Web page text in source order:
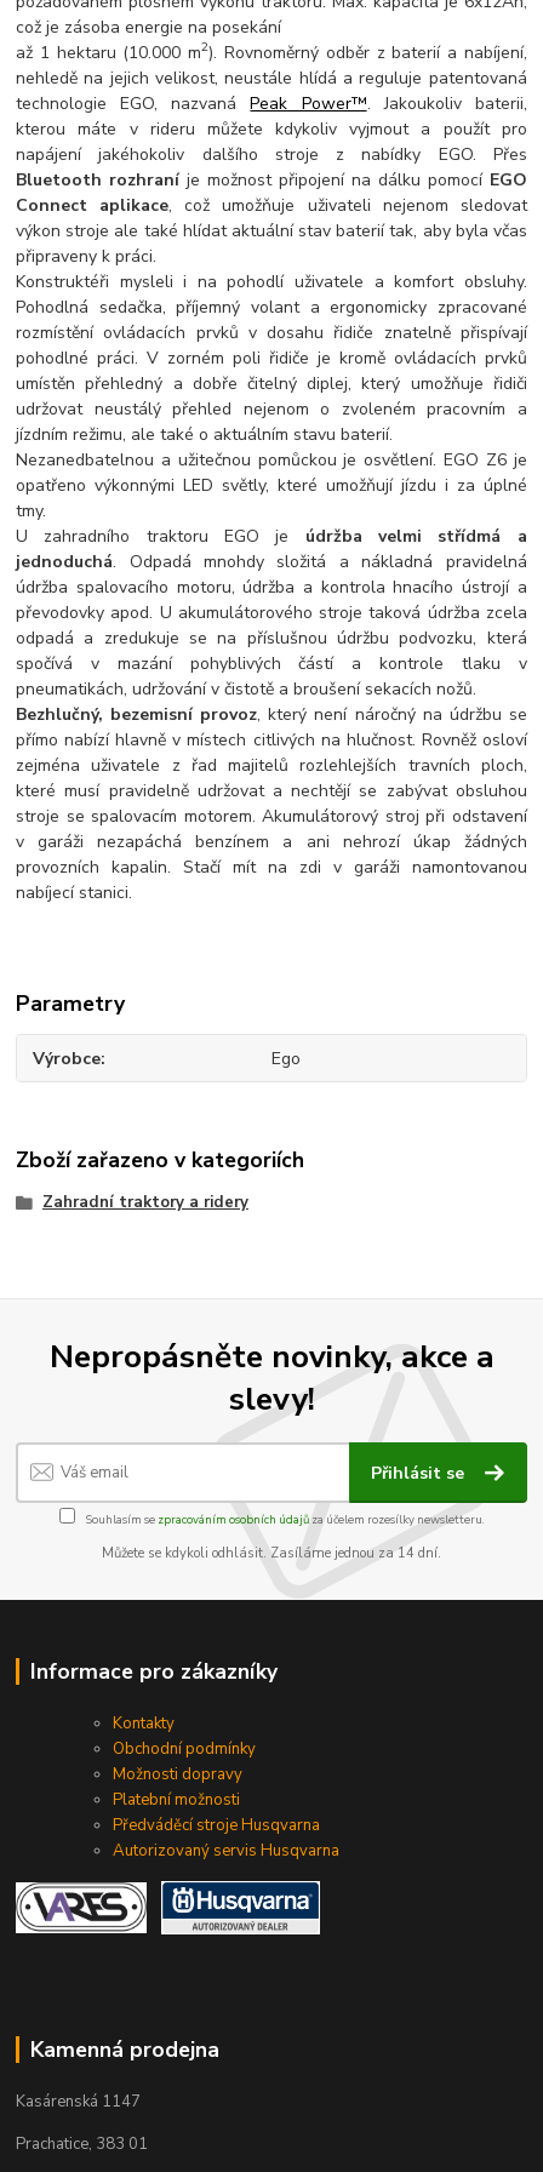
což je zásoba energie na posekání
až 1 hektaru (10.000 m2). Rovnoměrný odběr z baterií a nabíjení,
nehledě na jejich velikost, neustále hlídá a reguluje patentovaná
technologie EGO, nazvanáPeak Power™. Jakoukoliv baterii,
kterou máte v rideru můžete kdykoliv vyjmout a použít pro
napájení jakéhokoliv dalšího stroje z nabídky EGO. Přes
Bluetooth rozhraníje možnost připojení na dálku pomocí EGO
Connect aplikace, což umožňuje uživateli nejenom sledovat
výkon stroje ale také hlídat aktuální stav baterií tak, aby byla včas
připraveny k práci.
Konstruktéři mysleli i na pohodlí uživatele a komfort obsluhy.
Pohodlná sedačka, příjemný volant a ergonomicky zpracované
rozmístění ovládacích prvků v dosahu řidiče znatelně přispívají
pohodlné práci. V zorném poli řidiče je kromě ovládacích prvků
umístěn přehledný a dobře čitelný diplej, který umožňuje řidiči
udržovat neustálý přehled nejenom o zvoleném pracovním a
jízdním režimu, ale také o aktuálním stavu baterií.
Nezanedbatelnou a užitečnou pomůckou je osvětlení. EGO Z6 je
opatřeno výkonnými LED světly, které umožňují jízdu i za úplné
tmy.
U zahradního traktoru EGO je údržba velmi střídmá a
jednoduchá. Odpadá mnohdy složitá a nákladná pravidelná
údržba spalovacího motoru, údržba a kontrola hnacího ústrojí a
převodovky apod. U akumulátorového stroje taková údržba zcela
odpadá a zredukuje se na příslušnou údržbu podvozku, která
spočívá v mazání pohyblivých částí a kontrole tlaku v
pneumatikách, udržování v čistotě a broušení sekacích nožů.
Bezhlučný, bezemisní provoz, který není náročný na údržbu se
přímo nabízí hlavně v místech citlivých na hlučnost. Rovněž osloví
zejména uživatele z řad majitelů rozlehlejších travních ploch,
které musí pravidelně udržovat a nechtějí se zabývat obsluhou
stroje se spalovacím motorem. Akumulátorový stroj při odstavení
v garáži nezapáchá benzínem a ani nehrozí úkap žádných
provozních kapalin. Stačí mít na zdi v garáži namontovanou
nabíjecí stanici.
Parametry
Výrobce Ego
Zboží zařazeno v kategoriích
Zahradní traktory a ridery
Nepropásněte novinky, akce a
slevy!
Přihlásit se
Souhlasím se zpracováním osobních údajůza účelem rozesílky newsletteru.
Můžete se kdykoli odhlásit. Zasíláme jednou za 14 dní.
Informace pro zákazníky
Kontakty
Obchodní podmínky
Možnosti dopravy
Platební možnosti
Předváděcí stroje Husqvarna
Autorizovaný servis Husqvarna
Kamenná prodejna
Kasárenská 1147
Prachatice, 383 01